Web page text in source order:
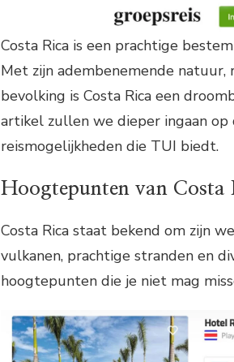
Costa Rica is een prachtige
Met zijn adembenemende
bevolking is Costa Rica een
artikel zullen we dieper ingaan op
reismogelijkheden die TUI biedt.
Hoogtepunten van Costa
Costa Rica staat bekend om zijn
vulkanen, prachtige stranden en
hoogtepunten die je niet mag